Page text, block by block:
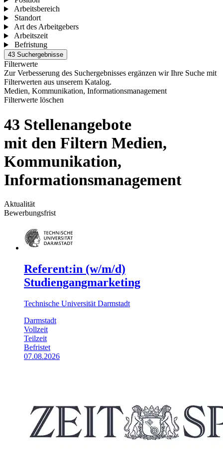
Arbeitsbereich
Standort
Art des Arbeitgebers
Arbeitszeit
Befristung
43 Suchergebnisse
Filterwerte
Zur Verbesserung des Suchergebnisses ergänzen wir Ihre Suche mit
Filterwerten aus unserem Katalog.
Medien, Kommunikation, Informationsmanagement
Filterwerte löschen
43 Stellenangebote
mit den Filtern Medien,
Kommunikation,
Informationsmanagement
Aktualität
Bewerbungsfrist
Referent:in (w/m/d)
Studiengangmarketing
Technische Universität Darmstadt
Darmstadt
Vollzeit
Teilzeit
Befristet
07.08.2026